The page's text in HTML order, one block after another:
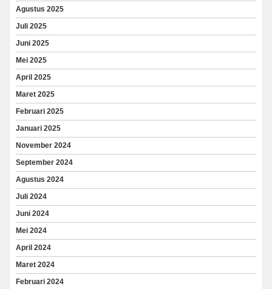
Agustus 2025
Juli 2025
Juni 2025
Mei 2025
April 2025
Maret 2025
Februari 2025
Januari 2025
November 2024
September 2024
Agustus 2024
Juli 2024
Juni 2024
Mei 2024
April 2024
Maret 2024
Februari 2024